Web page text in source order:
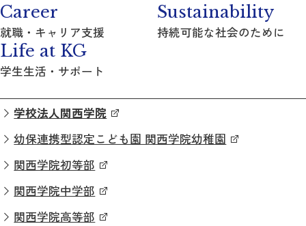
Career
就職・キャリア支援
Sustainability
持続可能な社会のために
Life at KG
学生生活・サポート
学校法人関西学院
幼保連携型認定こども園 関西学院幼稚園
関西学院初等部
関西学院中学部
関西学院高等部